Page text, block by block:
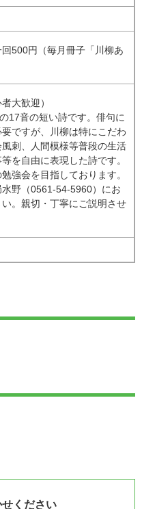
500円（毎月冊子「川柳あ
大歓迎）
17音の短い詩です。俳句に
ですが、川柳は特にこだわ
風刺、人間模様等普段の生活
を自由に表現した詩です。
強会を目指しております。
水野（0561-54-5960）にお
。親切・丁寧にご説明させ
ください